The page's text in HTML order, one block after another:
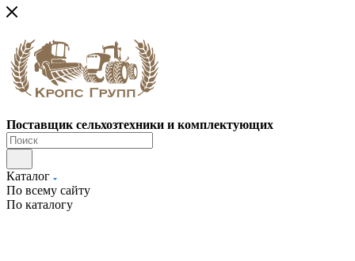
Поставщик сельхозтехники и комплектующих
Каталог
По всему сайту
По каталогу